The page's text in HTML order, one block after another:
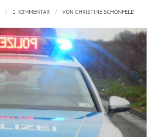
/ 1 KOMMENTAR / VONCHRISTINE SCHÖNFELD